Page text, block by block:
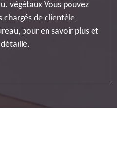
végétaux Vous pouvez
chargés de clientèle,
pour en savoir plus et